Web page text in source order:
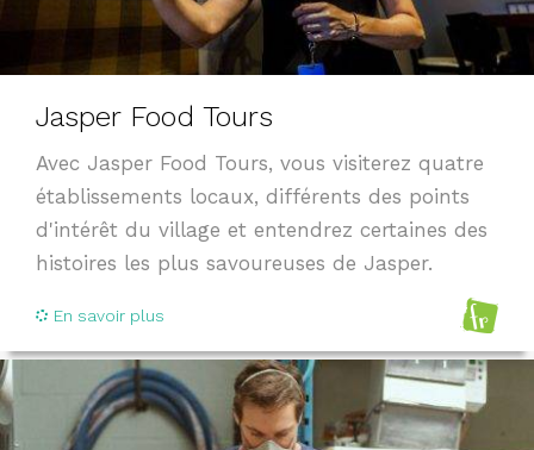
Jasper Food Tours
Avec Jasper Food Tours, vous visiterez quatre
établissements locaux, différents des points
d'intérêt du village et entendrez certaines des
histoires les plus savoureuses de Jasper.
En savoir plus